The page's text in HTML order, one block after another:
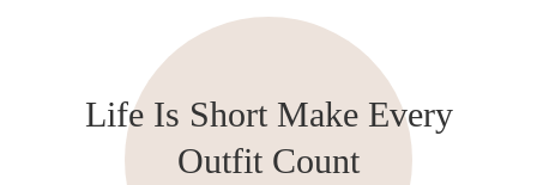
Life Is Short Make Every
Outfit Count